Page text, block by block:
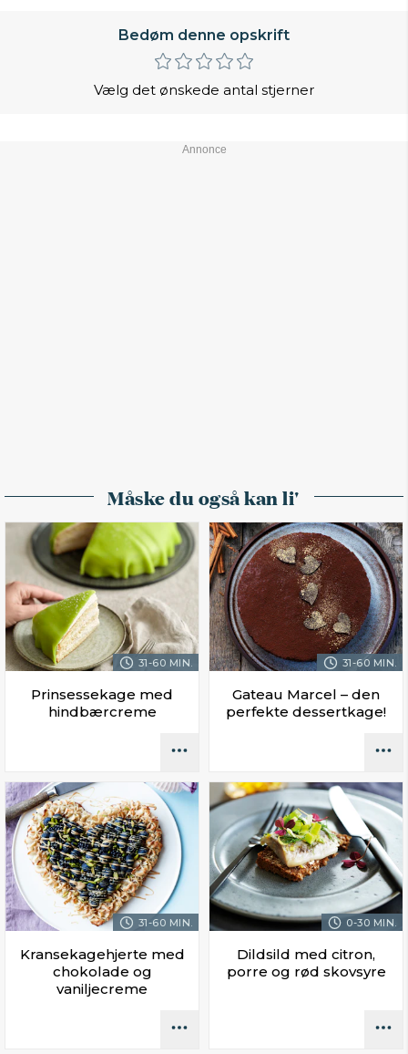
Bedøm denne opskrift
Vælg det ønskede antal stjerner
Måske du også kan li'
31-60 MIN.
Prinsessekage med
hindbærcreme
31-60 MIN.
Gateau Marcel – den
perfekte dessertkage!
31-60 MIN.
Kransekagehjerte med
chokolade og
vaniljecreme
0-30 MIN.
Dildsild med citron,
porre og rød skovsyre